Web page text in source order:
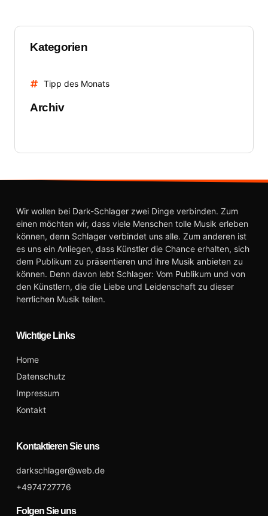
Kategorien
Tipp des Monats
Archiv
Wir wollen bei Dark-Schlager zwei Dinge verbinden. Zum
einen möchten wir, dass viele Menschen tolle Musik erleben
können, denn Schlager verbindet uns alle. Zum anderen ist
es uns ein Anliegen, dass Künstler die Chance erhalten, sich
dem Publikum zu präsentieren und ihre Musik anbieten zu
können. Denn davon lebt Schlager: Vom Publikum und von
den Künstlern, die die Liebe und Leidenschaft zu dieser
herrlichen Musik teilen.
Wichtige Links
Home
Datenschutz
Impressum
Kontakt
Kontaktieren Sie uns
darkschlager@web.de
+4974727776
Folgen Sie uns